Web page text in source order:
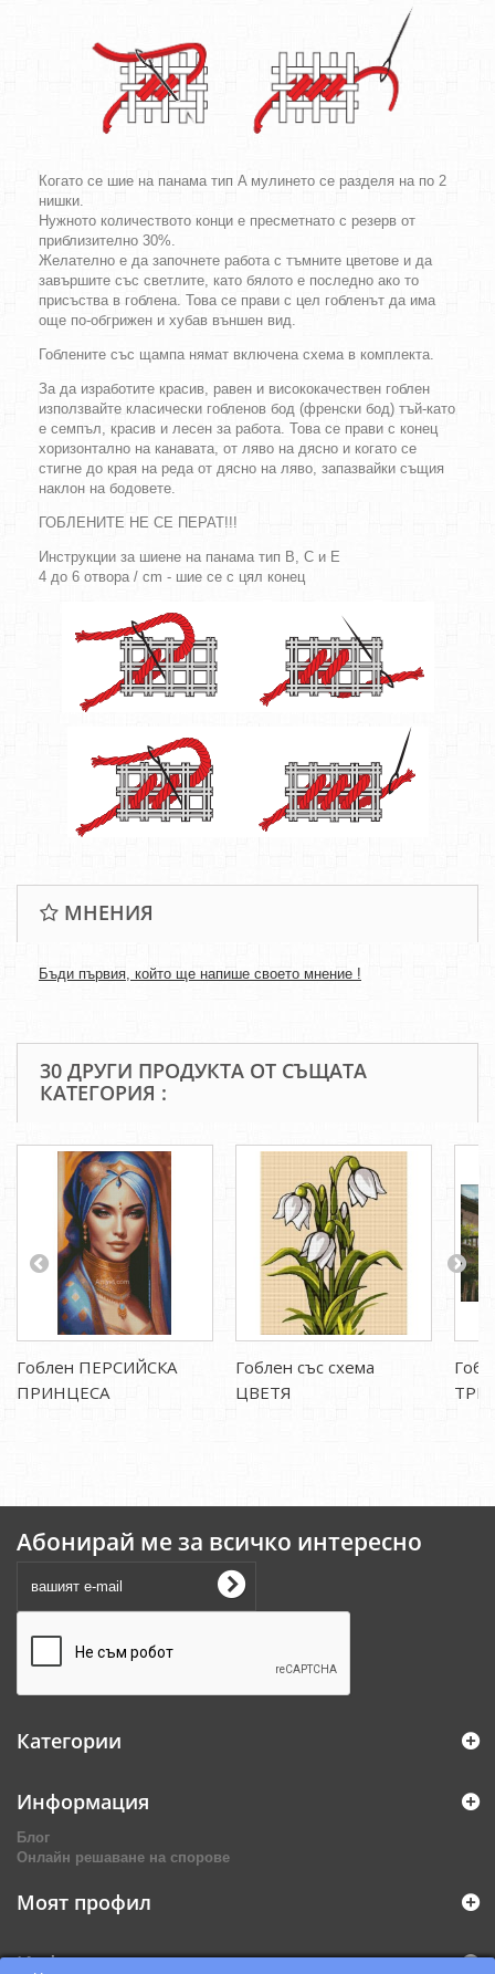
Когато се шие на панама тип A мулинето се разделя на по 2
нишки.
Нужното количеството конци е пресметнато с резерв от
приблизително 30%.
Желателно е да започнете работа с тъмните цветове и да
завършите със светлите, като бялото е последно ако то
присъства в гоблена. Това се прави с цел гобленът да има
още по-обгрижен и хубав външен вид.
Гоблените със щампа нямат включена схема в комплекта.
За да изработите красив, равен и висококачествен гоблен
използвайте класически гобленов бод (френски бод) тъй-като
е семпъл, красив и лесен за работа. Това се прави с конец
хоризонтално на канавата, от ляво на дясно и когато се
стигне до края на реда от дясно на ляво, запазвайки същия
наклон на бодовете.
ГОБЛЕНИТЕ НЕ СЕ ПЕРАТ!!!
Инструкции за шиене на панама тип B, C и E
4 до 6 отвора / cm - шие се с цял конец
МНЕНИЯ
Бъди първия, който ще напише своето мнение !
30 ДРУГИ ПРОДУКТА ОТ СЪЩАТА
КАТЕГОРИЯ :
Гоблен ПЕРСИЙСКА
ПРИНЦЕСА
Гоблен със схема
ЦВЕТЯ
Абонирай ме за всичко интересно
Категории
Информация
Блог
Онлайн решаване на спорове
Моят профил
Информация за магазина